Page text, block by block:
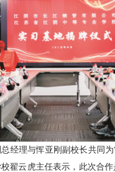
经理与恽亚刚副校长共同
翟云虎主任表示，此次合